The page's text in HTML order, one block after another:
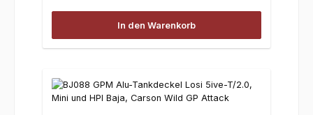
In den Warenkorb